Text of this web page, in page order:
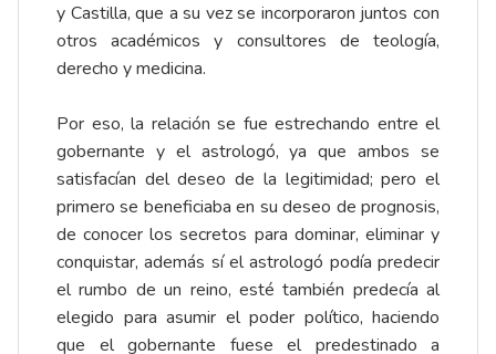
y Castilla, que a su vez se incorporaron juntos con
otros académicos y consultores de teología,
derecho y medicina.
Por eso, la relación se fue estrechando entre el
gobernante y el astrologó, ya que ambos se
satisfacían del deseo de la legitimidad; pero el
primero se beneficiaba en su deseo de prognosis,
de conocer los secretos para dominar, eliminar y
conquistar, además sí el astrologó podía predecir
el rumbo de un reino, esté también predecía al
elegido para asumir el poder político, haciendo
que el gobernante fuese el predestinado a